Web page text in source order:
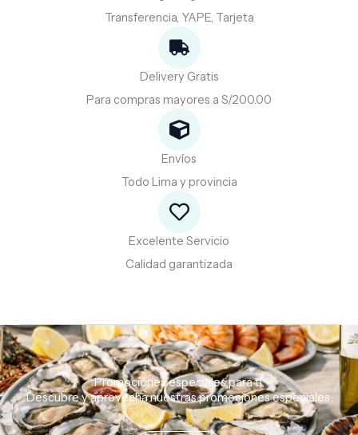
Transferencia, YAPE, Tarjeta
Delivery Gratis
Para compras mayores a S/200.00
Envíos
Todo Lima y provincia
Excelente Servicio
Calidad garantizada
Promociones especiales para ti.
Descubreyaprovechanuestraspromocionesespeciales.